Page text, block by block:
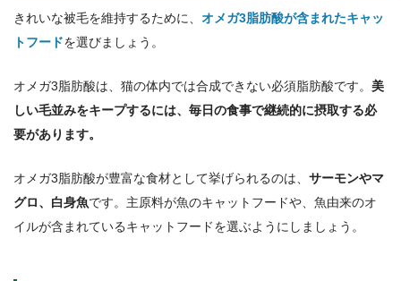
きれいな被毛を維持するために、 オメガ3脂肪酸が含まれたキャッ
トフードを選びましょう。
オメガ3脂肪酸は、猫の体内では合成できない必須脂肪酸です。 美
しい毛並みをキープするには、毎日の食事で継続的に摂取する必
要があります。
オメガ3脂肪酸が豊富な食材として挙げられるのは、 サーモンやマ
グロ、白身魚です。主原料が魚のキャットフードや、魚由来のオ
イルが含まれているキャットフードを選ぶようにしましょう。